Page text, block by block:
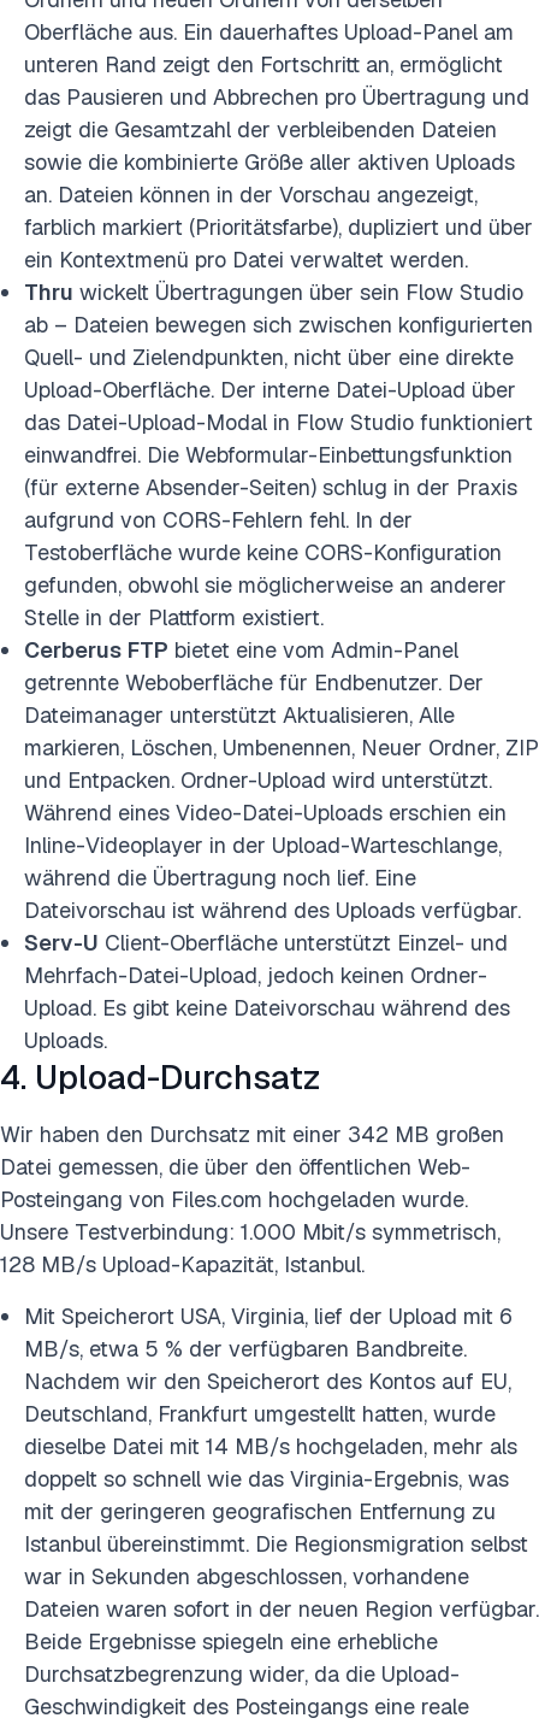
Oberfläche aus. Ein dauerhaftes Upload-Panel am
unteren Rand zeigt den Fortschritt an, ermöglicht
das Pausieren und Abbrechen pro Übertragung und
zeigt die Gesamtzahl der verbleibenden Dateien
sowie die kombinierte Größe aller aktiven Uploads
an. Dateien können in der Vorschau angezeigt,
farblich markiert (Prioritätsfarbe), dupliziert und über
ein Kontextmenü pro Datei verwaltet werden.
Thru wickelt Übertragungen über sein Flow Studio
ab – Dateien bewegen sich zwischen konfigurierten
Quell- und Zielendpunkten, nicht über eine direkte
Upload-Oberfläche. Der interne Datei-Upload über
das Datei-Upload-Modal in Flow Studio funktioniert
einwandfrei. Die Webformular-Einbettungsfunktion
(für externe Absender-Seiten) schlug in der Praxis
aufgrund von CORS-Fehlern fehl. In der
Testoberfläche wurde keine CORS-Konfiguration
gefunden, obwohl sie möglicherweise an anderer
Stelle in der Plattform existiert.
Cerberus FTP bietet eine vom Admin-Panel
getrennte Weboberfläche für Endbenutzer. Der
Dateimanager unterstützt Aktualisieren, Alle
markieren, Löschen, Umbenennen, Neuer Ordner, ZIP
und Entpacken. Ordner-Upload wird unterstützt.
Während eines Video-Datei-Uploads erschien ein
Inline-Videoplayer in der Upload-Warteschlange,
während die Übertragung noch lief. Eine
Dateivorschau ist während des Uploads verfügbar.
Serv-U Client-Oberfläche unterstützt Einzel- und
Mehrfach-Datei-Upload, jedoch keinen Ordner-
Upload. Es gibt keine Dateivorschau während des
Uploads.
4. Upload-Durchsatz
Wir haben den Durchsatz mit einer 342 MB großen
Datei gemessen, die über den öffentlichen Web-
Posteingang von Files.com hochgeladen wurde.
Unsere Testverbindung: 1.000 Mbit/s symmetrisch,
128 MB/s Upload-Kapazität, Istanbul.
Mit Speicherort USA, Virginia, lief der Upload mit 6
MB/s, etwa 5 % der verfügbaren Bandbreite.
Nachdem wir den Speicherort des Kontos auf EU,
Deutschland, Frankfurt umgestellt hatten, wurde
dieselbe Datei mit 14 MB/s hochgeladen, mehr als
doppelt so schnell wie das Virginia-Ergebnis, was
mit der geringeren geografischen Entfernung zu
Istanbul übereinstimmt. Die Regionsmigration selbst
war in Sekunden abgeschlossen, vorhandene
Dateien waren sofort in der neuen Region verfügbar.
Beide Ergebnisse spiegeln eine erhebliche
Durchsatzbegrenzung wider, da die Upload-
Geschwindigkeit des Posteingangs eine reale